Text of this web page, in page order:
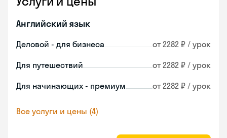
Английский язык
Деловой - для бизнеса от 2282 ₽ / урок
Для путешествий от 2282 ₽ / урок
Для начинающих - премиум от 2282 ₽ / урок
Все услуги и цены (4)